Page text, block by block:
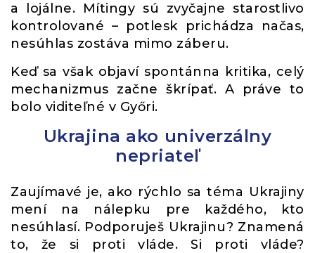
a lojálne. Mítingy sú zvyčajne starostlivo
kontrolované – potlesk prichádza načas,
nesúhlas zostáva mimo záberu.
Keď sa však objaví spontánna kritika, celý
mechanizmus začne škrípať. A práve to
bolo viditeľné v Győri.
Ukrajina ako univerzálny
nepriateľ
Zaujímavé je, ako rýchlo sa téma Ukrajiny
mení na nálepku pre každého, kto
nesúhlasí. Podporuješ Ukrajinu? Znamená
to, že si proti vláde. Si proti vláde?